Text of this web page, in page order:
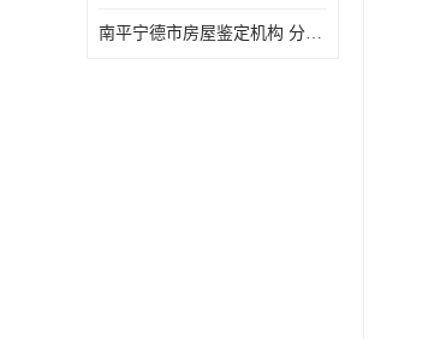
南平宁德市房屋鉴定机构 分析准确度高 可及时反馈数据结果